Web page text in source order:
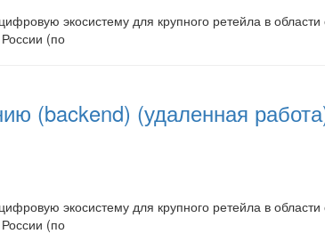
экосистему для крупного ретейла в области
(по
(backend) (удаленная
экосистему для крупного ретейла в области
(по